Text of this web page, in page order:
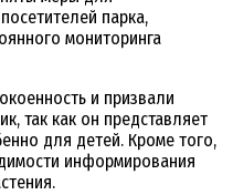
парка,
мониторинга
и призвали
так как он представляет
для детей. Кроме того,
информирования